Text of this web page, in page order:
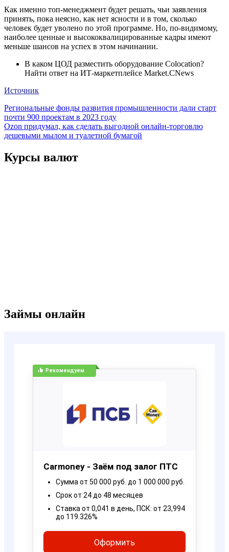
Как именно топ-менеджмент будет решать, чьи заявления
принять, пока неясно, как нет ясности и в том, сколько
человек будет уволено по этой программе. Но, по-видимому,
наиболее ценные и высококвалицированные кадры имеют
меньше шансов на успех в этом начинании.
В каком ЦОД разместить оборудование Colocation?
Найти ответ на ИТ-маркетплейсе Market.CNews
Источник
Навигация
по
записям
Региональные фонды развития промышленности дали старт
почти 900 проектам в 2023 году
Ozon придумал, как сделать выгодной онлайн-торговлю
дешевыми мылом и туалетной бумагой
Курсы валют
Займы онлайн